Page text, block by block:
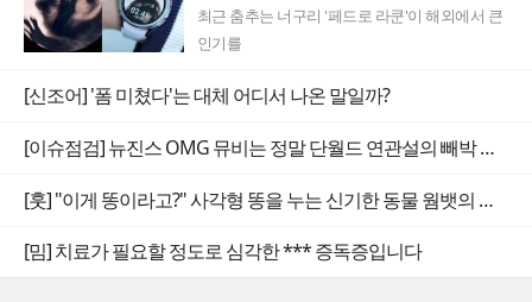
최근 춤추는 너구리 '페드로 라쿤'이 해외에서 큰
인기를
[신조어] '폼 미쳤다'는 대체 어디서 나온 말일까?
[이슈점검] 뉴진스 OMG 뮤비는 정말 단월드 연관설의 빼박 증거일까
[훗] "이게 똥이라고?" 사각형 똥을 누는 신기한 동물 웜뱃의 비밀
[밈] 치료가 필요할 정도로 심각한 *** 증독증입니다